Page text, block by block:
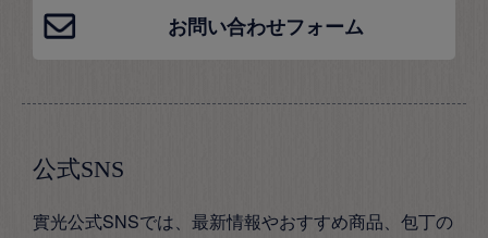
お問い合わせフォーム
公式SNS
實光公式SNSでは、最新情報やおすすめ商品、包丁の